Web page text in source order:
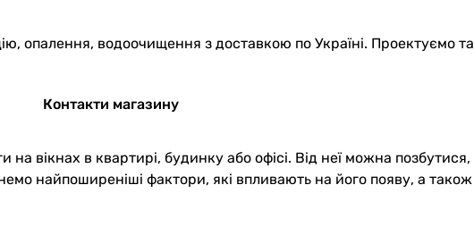
опалення, водоочищення з доставкою по Україні. Проектуємо
Контакти магазину
вікнах в квартирі, будинку або офісі. Від неї можна
найпоширеніші фактори, які впливають на його появу, а